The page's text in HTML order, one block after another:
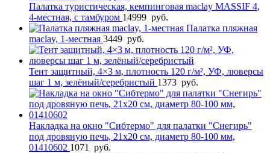
Палатка туристическая, кемпинговая maclay MASSIF 4,
4-местная, с тамбуром 14999 руб.
Палатка пляжная
maclay, 1-местная 3449 руб.
Тент защитный, 4×3 м, плотность 120 г/м², УФ, люверсы
шаг 1 м, зелёный/серебристый 1373 руб.
Накладка на окно "Сибтермо" для палатки "Снегирь"
под дровяную печь, 21х20 см, диаметр 80-100 мм,
01410602 1071 руб.